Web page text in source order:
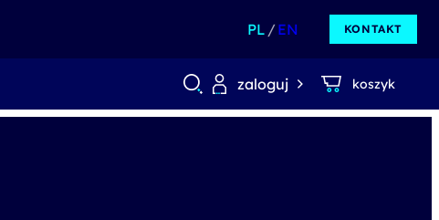
PL EN KONTAKT
zaloguj koszyk